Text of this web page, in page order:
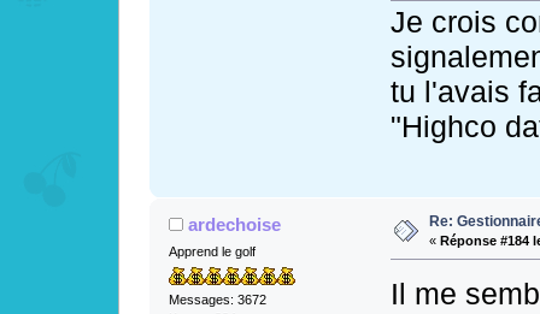
Je crois
tu l'avais
"Highco
ardechoise
Apprend le golf
Messages: 3672
Re:
« Réponse #184
Il me